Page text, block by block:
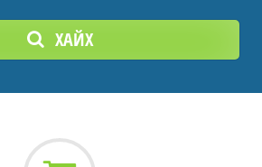
ХАЙХ